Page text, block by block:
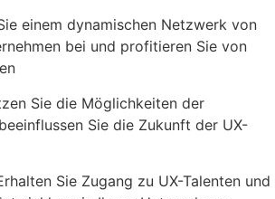
einem dynamischen Netzwerk von
bei und profitieren Sie von
Sie die Möglichkeiten der
Sie die Zukunft der UX-
Sie Zugang zu UX-Talenten und